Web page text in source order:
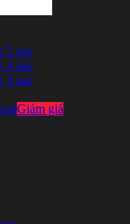
5 sao
4 sao
3 sao